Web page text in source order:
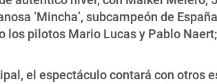
‘Mincha’, subcampeón de
los pilotos Mario Lucas y Pablo
el espectáculo contará con otros